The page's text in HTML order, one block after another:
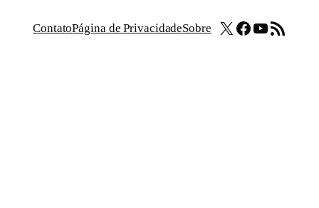
ContatoPágina de PrivacidadeSobre X Facebook
Youtube
Feed RSS